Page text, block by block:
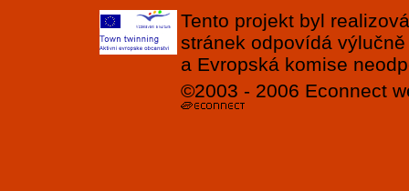
Tento projekt byl
stránek odpovídá
a Evropská komise
©2003 - 2006 Econnect